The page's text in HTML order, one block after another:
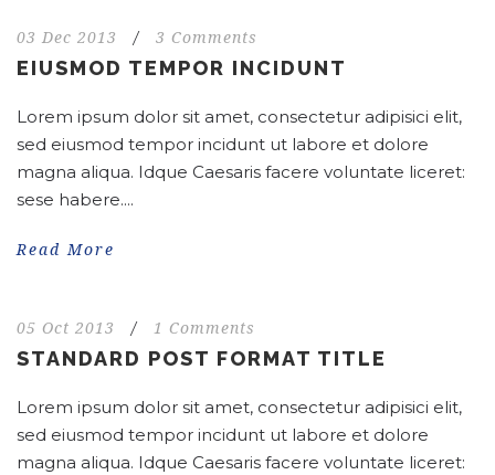
03 Dec 2013 / 3 Comments
EIUSMOD TEMPOR INCIDUNT
Lorem ipsum dolor sit amet, consectetur adipisici elit,
sed eiusmod tempor incidunt ut labore et dolore
magna aliqua. Idque Caesaris facere voluntate liceret:
sese habere....
Read More
05 Oct 2013 / 1 Comments
STANDARD POST FORMAT TITLE
Lorem ipsum dolor sit amet, consectetur adipisici elit,
sed eiusmod tempor incidunt ut labore et dolore
magna aliqua. Idque Caesaris facere voluntate liceret: